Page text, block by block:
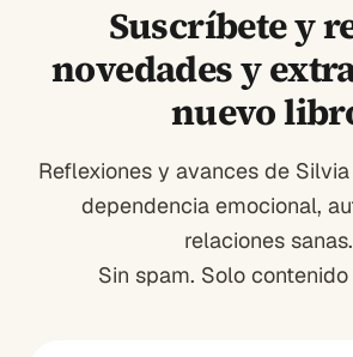
Suscríbete y
novedades y
nuevo
Reflexiones y avances de
dependencia emocional,
relaciones sanas.
Sin spam. Solo